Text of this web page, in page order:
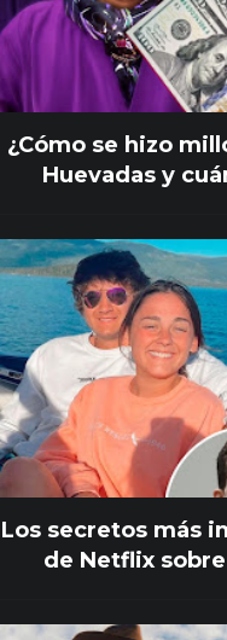
¿Cómo se hizo
Huevadas y
Los secretos más
de Netflix